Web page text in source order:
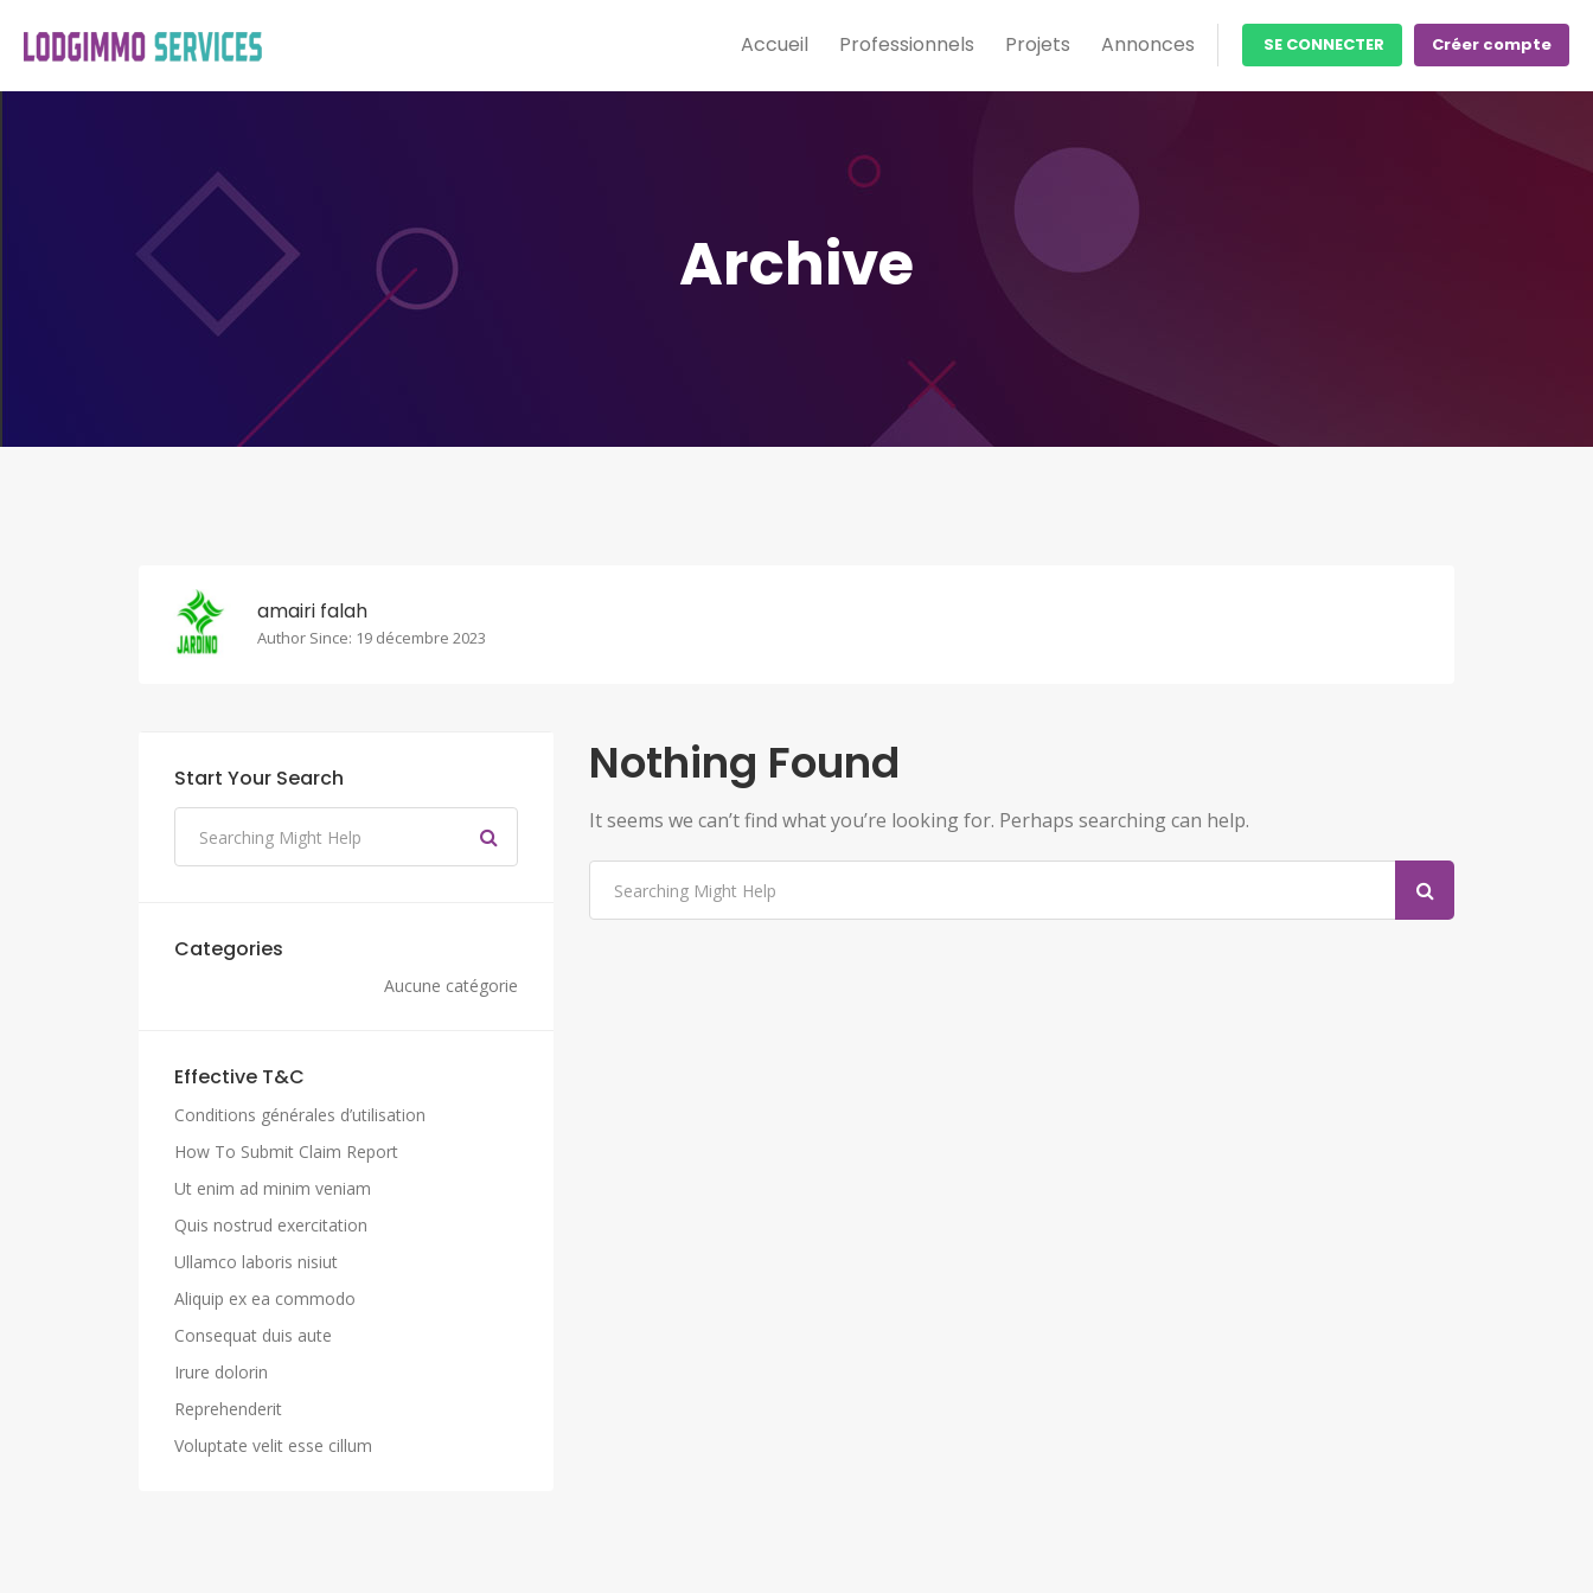
Accueil Professionnels Projets Annonces SE CONNECTER Créer compte
Archive
amairi falah
Author Since: 19 décembre 2023
Nothing Found
It seems we can’t find what you’re looking for. Perhaps searching can help.
Start Your Search
Categories
Aucune catégorie
Effective T&C
Conditions générales d’utilisation
How To Submit Claim Report
Ut enim ad minim veniam
Quis nostrud exercitation
Ullamco laboris nisiut
Aliquip ex ea commodo
Consequat duis aute
Irure dolorin
Reprehenderit
Voluptate velit esse cillum